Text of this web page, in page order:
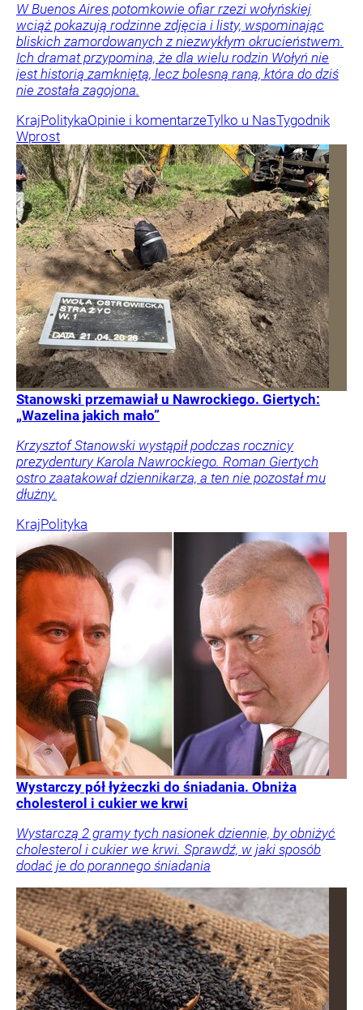
W Buenos Aires potomkowie ofiar rzezi wołyńskiej
wciąż pokazują rodzinne zdjęcia i listy, wspominając
bliskich zamordowanych z niezwykłym okrucieństwem.
Ich dramat przypomina, że dla wielu rodzin Wołyń nie
jest historią zamkniętą, lecz bolesną raną, która do dziś
nie została zagojona.
KrajPolitykaOpinie i komentarzeTylko u NasTygodnik
Wprost
Stanowski przemawiał u Nawrockiego. Giertych:
„Wazelina jakich mało”
Krzysztof Stanowski wystąpił podczas rocznicy
prezydentury Karola Nawrockiego. Roman Giertych
ostro zaatakował dziennikarza, a ten nie pozostał mu
dłużny.
KrajPolityka
Wystarczy pół łyżeczki do śniadania. Obniża
cholesterol i cukier we krwi
Wystarczą 2 gramy tych nasionek dziennie, by obniżyć
cholesterol i cukier we krwi. Sprawdź, w jaki sposób
dodać je do porannego śniadania